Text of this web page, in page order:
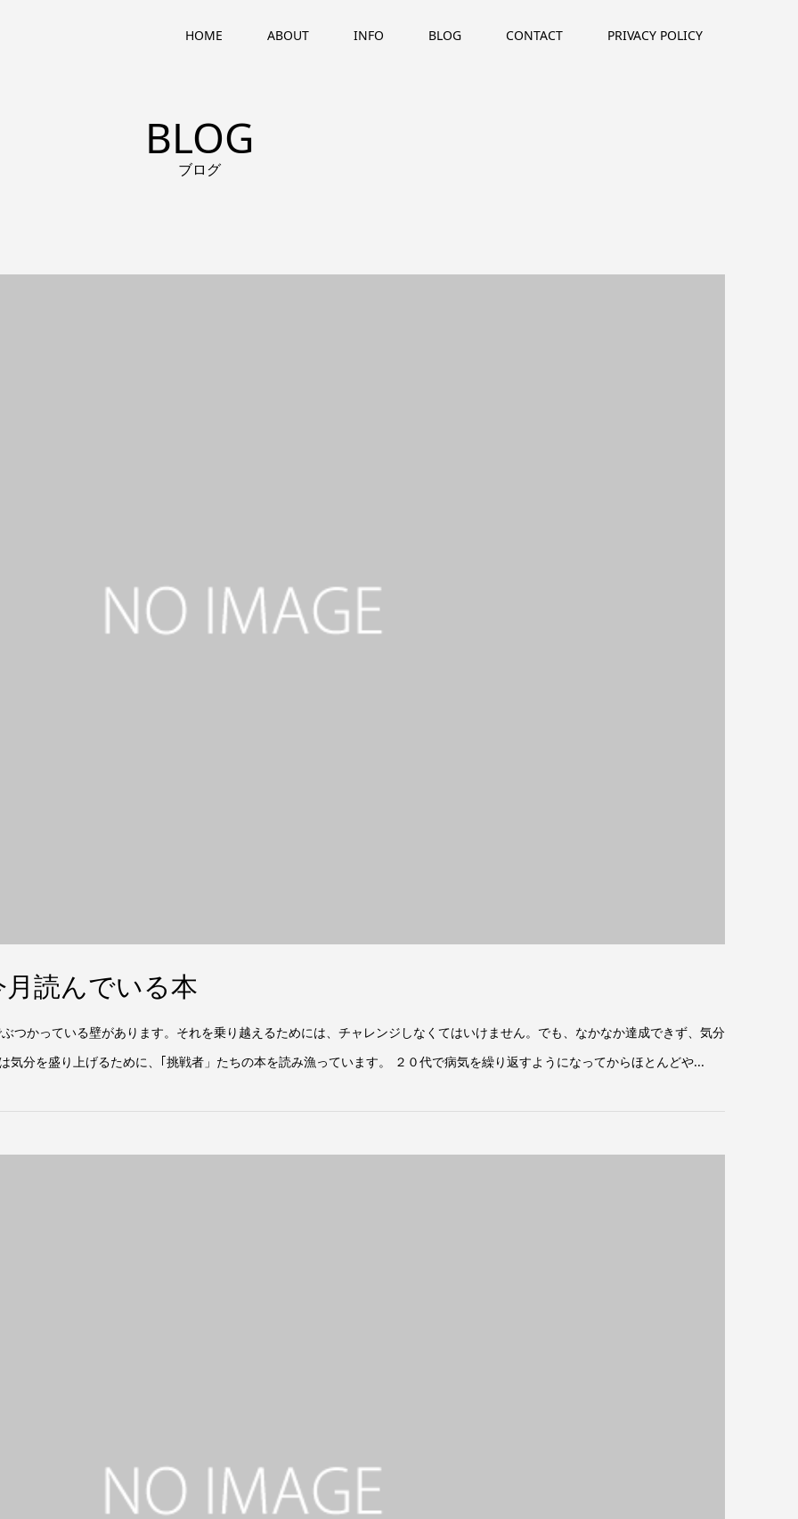
HOME ABOUT INFO BLOG CONTACT PRIVACY POLICY
BLOG
ブログ
読んでいる本
つかっている壁があります。それを乗り越えるためには、チャレンジしなくてはいけません。でも、なかなか達成できず、気分
気分を盛り上げるために、｢挑戦者」たちの本を読み漁っています。 ２０代で病気を繰り返すようになってからほとんどや...